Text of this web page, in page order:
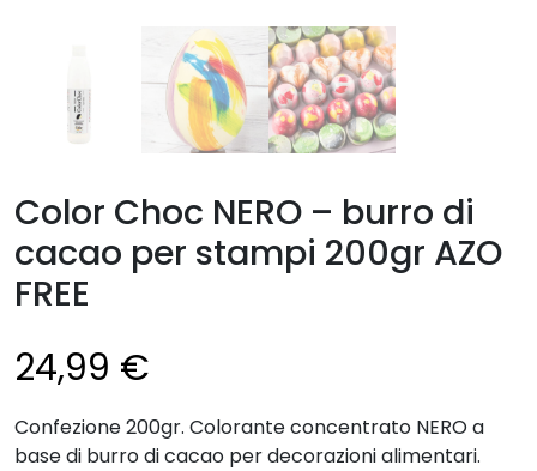
Color Choc NERO – burro di
cacao per stampi 200gr AZO
FREE
24,99 €
Confezione 200gr. Colorante concentrato NERO a
base di burro di cacao per decorazioni alimentari.